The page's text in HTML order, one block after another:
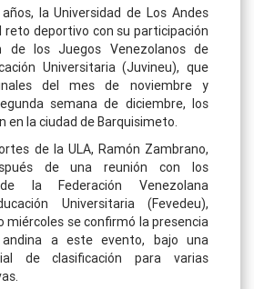
la Universidad de Los Andes
reto deportivo con su participación
de los Juegos Venezolanos de
Universitaria (Juvineu), que
del mes de noviembre y
semana de diciembre, los
en la ciudad de Barquisimeto.
de la ULA, Ramón Zambrano,
de una reunión con los
la Federación Venezolana
Universitaria (Fevedeu),
miércoles se confirmó la presencia
a este evento, bajo una
de clasificación para varias